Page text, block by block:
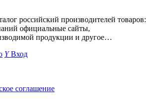
российский производителей товаров:
официальные сайты,
продукции и другое…
YВход
соглашение